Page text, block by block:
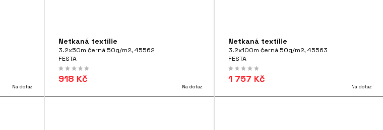
Na dotaz
Netkaná textílie
3.2x50m černá 50g/m2, 45562
FESTA
918 Kč
Na dotaz
Netkaná textílie
3.2x100m černá 50g/m2, 45563
FESTA
1 757 Kč
Na dotaz